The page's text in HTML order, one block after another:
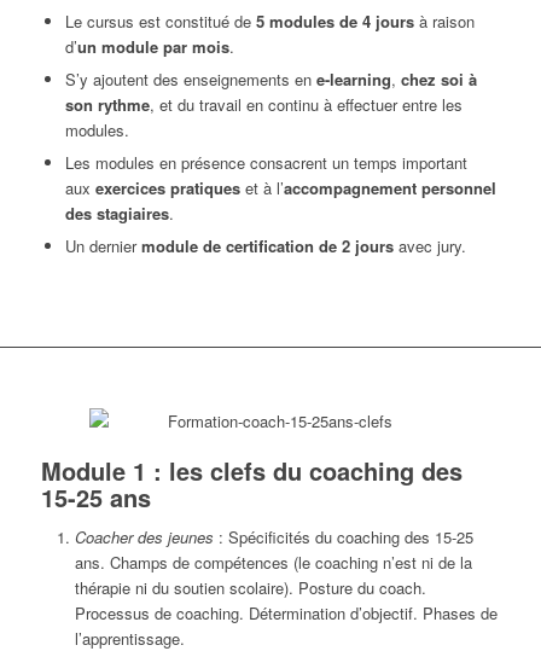
Le cursus est constitué de 5 modules de 4 joursà raison
d’un module par mois.
S’y ajoutent des enseignements en e-learning, chez soi à
son rythme, et du travail en continu à effectuer entre les
modules.
Les modules en présence consacrent un temps important
aux exercices pratiqueset à l’accompagnement personnel
des stagiaires.
Un derniermodule de certification de 2 joursavec jury.
Module 1 : les clefs du coaching des
15-25 ans
Coacher des jeunes : Spécificités du coaching des 15-25
ans. Champs de compétences (le coaching n’est ni de la
thérapie ni du soutien scolaire). Posture du coach.
Processus de coaching. Détermination d’objectif. Phases de
l’apprentissage.